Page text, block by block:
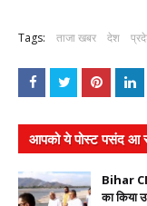
Tags: ताजा खबर देश
आपको ये पोस्ट पसंद आ
Bihar
का किया